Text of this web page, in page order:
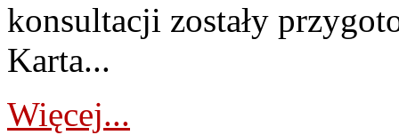
konsultacji zostały
Karta...
Więcej...